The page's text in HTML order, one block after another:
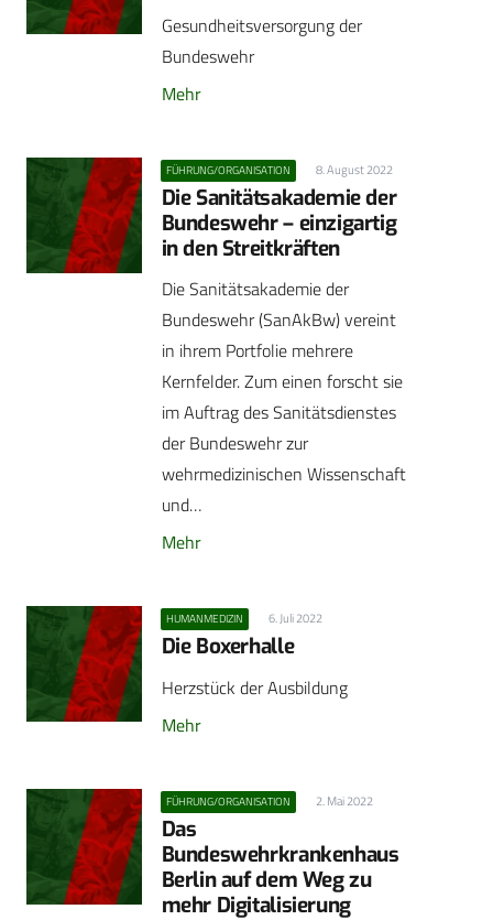
Gesundheitsversorgung der
Bundeswehr
Mehr
FÜHRUNG/ORGANISATION 8. August 2022
Die Sanitätsakademie der
Bundeswehr – einzigartig
in den Streitkräften
Die Sanitätsakademie der
Bundeswehr (SanAkBw) vereint
in ihrem Portfolie mehrere
Kernfelder. Zum einen forscht sie
im Auftrag des Sanitätsdienstes
der Bundeswehr zur
wehrmedizinischen Wissenschaft
und…
Mehr
HUMANMEDIZIN 6. Juli 2022
Die Boxerhalle
Herzstück der Ausbildung
Mehr
FÜHRUNG/ORGANISATION 2. Mai 2022
Das
Bundeswehrkrankenhaus
Berlin auf dem Weg zu
mehr Digitalisierung